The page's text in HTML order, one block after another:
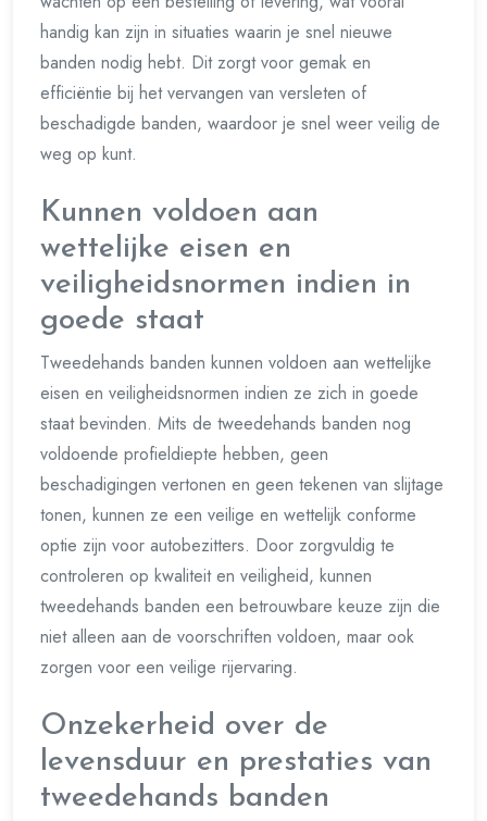
handig kan zijn in situaties waarin je snel nieuwe
banden nodig hebt. Dit zorgt voor gemak en
efficiëntie bij het vervangen van versleten of
beschadigde banden, waardoor je snel weer veilig de
weg op kunt.
Kunnen voldoen aan
wettelijke eisen en
veiligheidsnormen indien in
goede staat
Tweedehands banden kunnen voldoen aan wettelijke
eisen en veiligheidsnormen indien ze zich in goede
staat bevinden. Mits de tweedehands banden nog
voldoende profieldiepte hebben, geen
beschadigingen vertonen en geen tekenen van slijtage
tonen, kunnen ze een veilige en wettelijk conforme
optie zijn voor autobezitters. Door zorgvuldig te
controleren op kwaliteit en veiligheid, kunnen
tweedehands banden een betrouwbare keuze zijn die
niet alleen aan de voorschriften voldoen, maar ook
zorgen voor een veilige rijervaring.
Onzekerheid over de
levensduur en prestaties van
tweedehands banden